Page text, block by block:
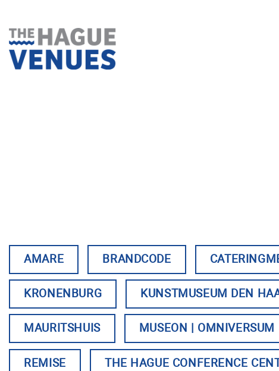
naar
inhoud
AMARE BRANDCODE
KRONENBURG KUNSTMUSEUM DEN
MAURITSHUIS MUSEON | OMNIVERSUM
REMISE THE HAGUE CONFERENCE